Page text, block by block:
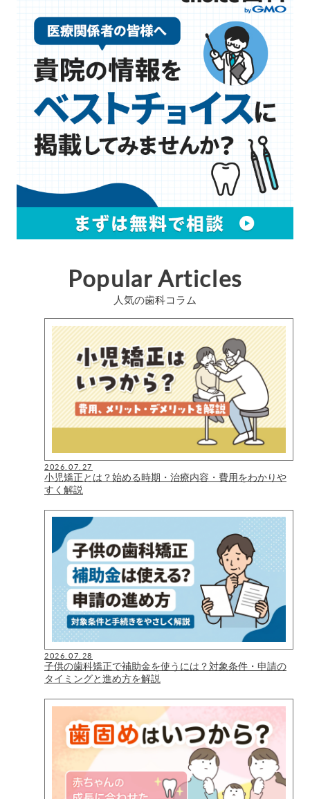
Popular Articles
人気の歯科コラム
2026.07.27
小児矯正とは？始める時期・治療内容・費用をわかりや
すく解説
2026.07.28
子供の歯科矯正で補助金を使うには？対象条件・申請の
タイミングと進め方を解説